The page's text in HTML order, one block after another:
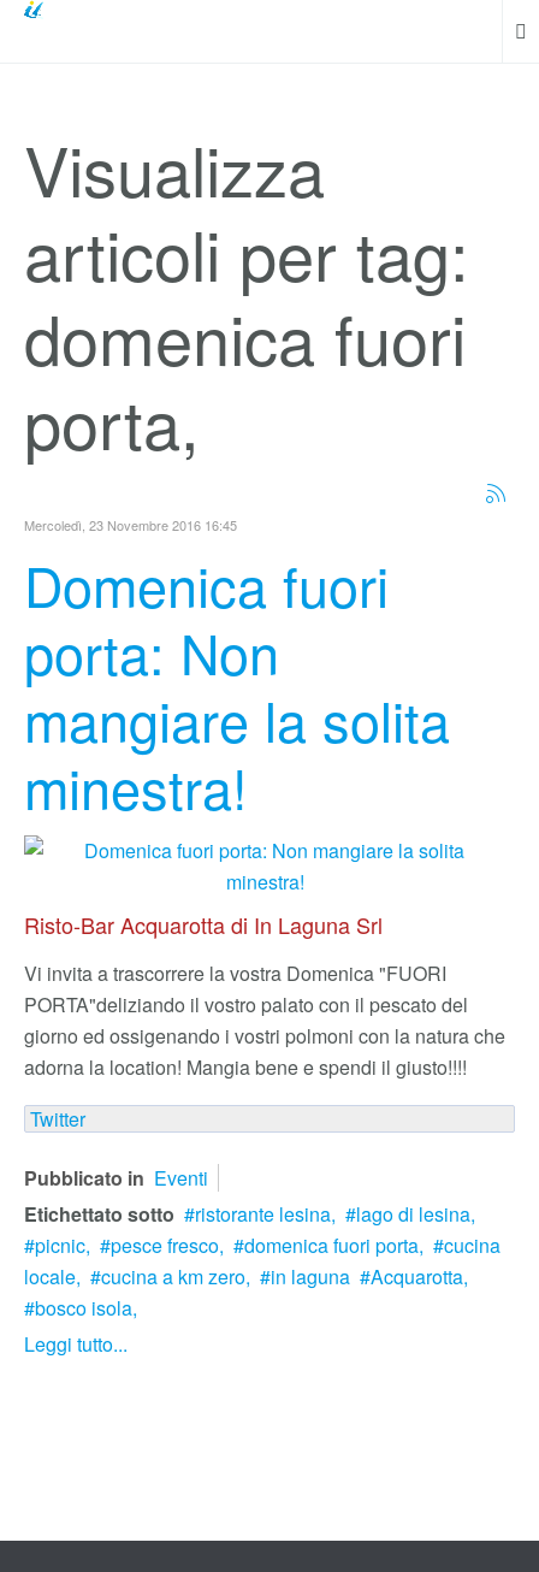
Visualizza
articoli per tag:
domenica fuori
porta,
Mercoledì, 23 Novembre 2016 16:45
Domenica fuori
porta: Non
mangiare la solita
minestra!
Risto-Bar Acquarotta di In Laguna Srl
Vi invita a trascorrere la vostra Domenica "FUORI
PORTA"deliziando il vostro palato con il pescato del
giorno ed ossigenando i vostri polmoni con la natura che
adorna la location! Mangia bene e spendi il giusto!!!!
Twitter
Pubblicato in Eventi
Etichettato sotto
ristorante lesina,
lago di lesina,
picnic,
pesce fresco, domenica fuori porta,
cucina
locale,
cucina a km zero, in laguna
Acquarotta,
bosco isola,
Leggi tutto...